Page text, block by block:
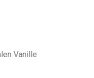
Vanille